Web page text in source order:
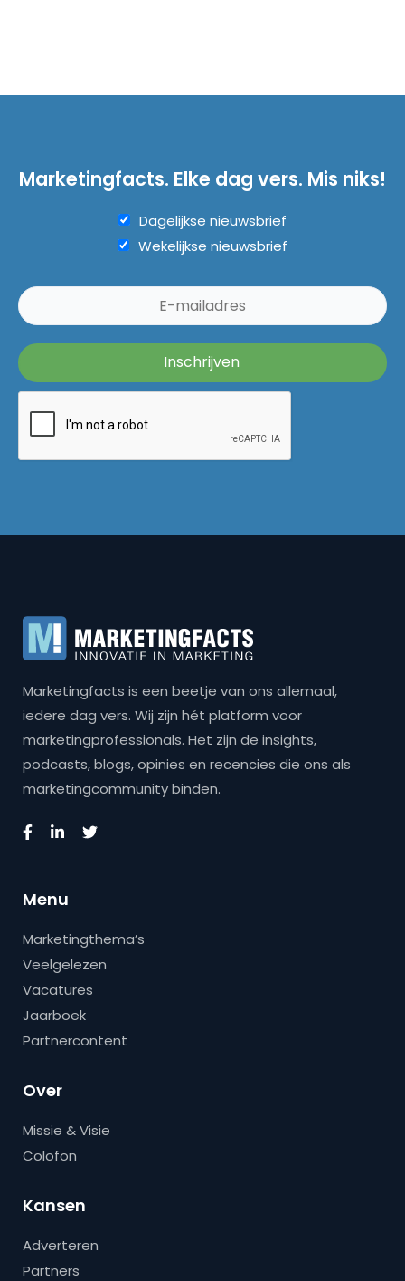
Marketingfacts. Elke dag vers. Mis niks!
Dagelijkse nieuwsbrief
Wekelijkse nieuwsbrief
Marketingfacts is een beetje van ons allemaal,
iedere dag vers. Wij zijn hét platform voor
marketingprofessionals. Het zijn de insights,
podcasts, blogs, opinies en recencies die ons als
marketingcommunity binden.
Menu
Marketingthema’s
Veelgelezen
Vacatures
Jaarboek
Partnercontent
Over
Missie & Visie
Colofon
Kansen
Adverteren
Partners